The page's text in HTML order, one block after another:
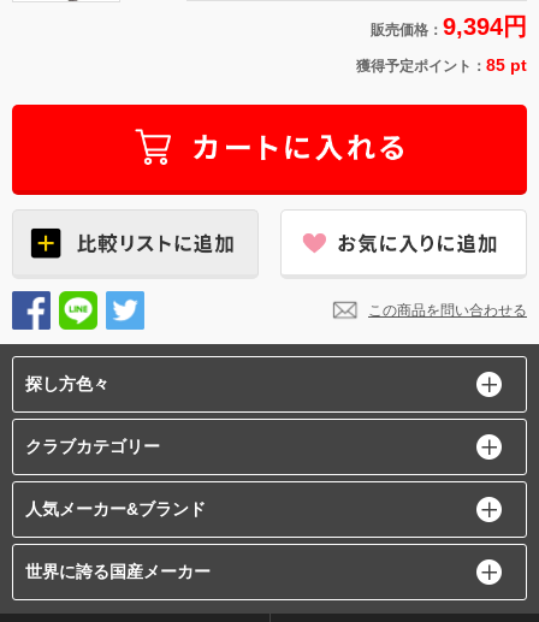
販売価格： 9,394円
獲得予定ポイント： 85 pt
この商品を問い合わせる
探し方色々
クラブカテゴリー
人気メーカー&ブランド
世界に誇る国産メーカー